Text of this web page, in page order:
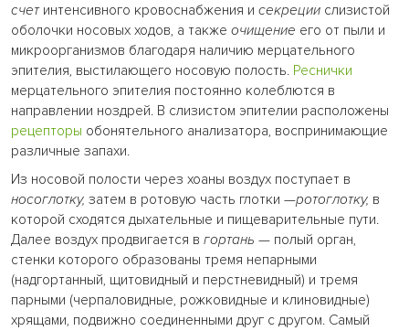
счетинтенсивного кровоснабжения и секреции слизистой
оболочки носовых ходов, а также очищение его от пыли и
микроорганизмов благодаря наличию мерцательного
эпителия, выстилающего носовую полость. Реснички
мерцательного эпителия постоянно колеблются в
направлении ноздрей. В слизистом эпителии расположены
рецепторы обонятельного анализатора, воспринимающие
различные запахи.
Из носовой полости через хоаны воздух поступает в
носоглотку, затем в ротовую часть глотки —ротоглотку, в
которой сходятся дыхательные и пищеварительные пути.
Далее воздух продвигается в гортань — полый орган,
стенки которого образованы тремя непарными
(надгортанный, щитовидный и перстневидный) и тремя
парными (черпаловидные, рожковидные и клиновидные)
хрящами, подвижно соединенными друг с другом. Самый